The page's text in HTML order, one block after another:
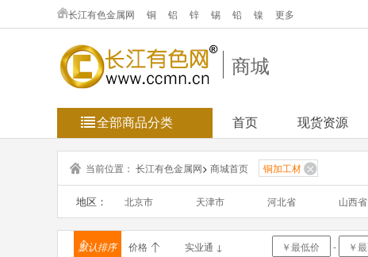
长江有色金属网 铜 铝 锌 锡 铅 镍 更多
商城
全部商品分类 首页 现货资源
当前位置： 长江有色金属网> 商城首页 铜加工材
地区： 北京市 天津市 河北省 山西省
浙江省 安徽省 福建省 江西省
默认排序 价格 实业通 ↓ -